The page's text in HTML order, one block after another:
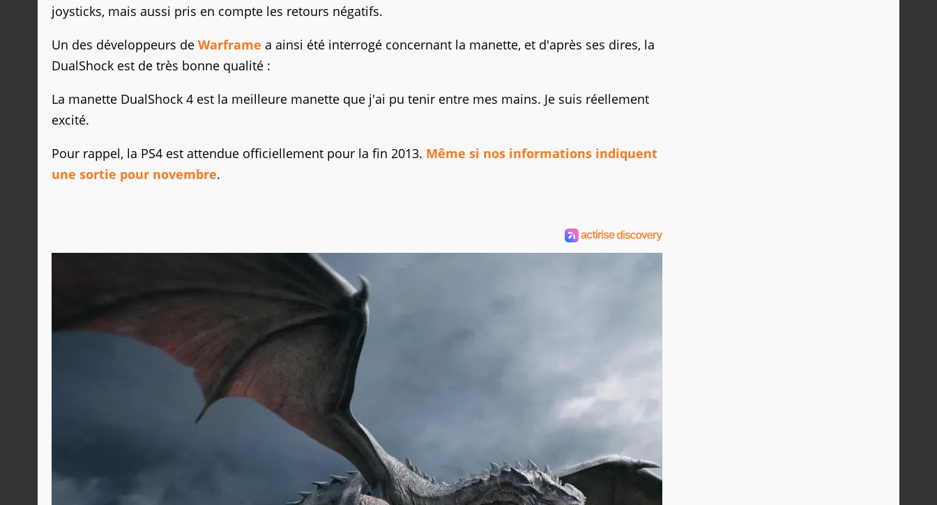
joysticks, mais aussi pris en compte les retours négatifs.
Un des développeurs de Warframe a ainsi été interrogé concernant la manette, et d'après ses dires, la
DualShock est de très bonne qualité :
La manette DualShock 4 est la meilleure manette que j'ai pu tenir entre mes mains. Je suis réellement
excité.
Pour rappel, la PS4 est attendue officiellement pour la fin 2013. Même si nos informations indiquent
une sortie pour novembre.